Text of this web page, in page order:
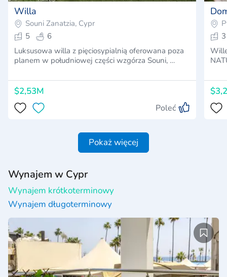
Willa
Souni Zanatzia, Cypr
5
6
Luksusowa willa z pięciosypialnią oferowana poza
planem w południowej części wzgórza Souni, …
$2,53M
Poleć
3
Pokaż więcej
Wynajem w Cypr
Wynajem krótkoterminowy
Wynajem długoterminowy